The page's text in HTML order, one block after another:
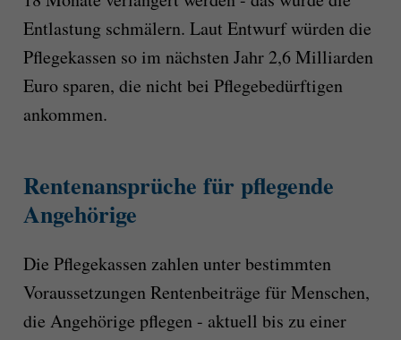
Entlastung schmälern. Laut Entwurf würden die
Pflegekassen so im nächsten Jahr 2,6 Milliarden
Euro sparen, die nicht bei Pflegebedürftigen
ankommen.
Rentenansprüche für pflegende
Angehörige
Die Pflegekassen zahlen unter bestimmten
Voraussetzungen Rentenbeiträge für Menschen,
die Angehörige pflegen - aktuell bis zu einer